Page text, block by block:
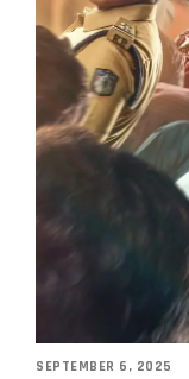
SEPTEMBER 6, 2025